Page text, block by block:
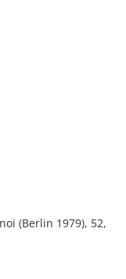
(Berlin 1979), 52,